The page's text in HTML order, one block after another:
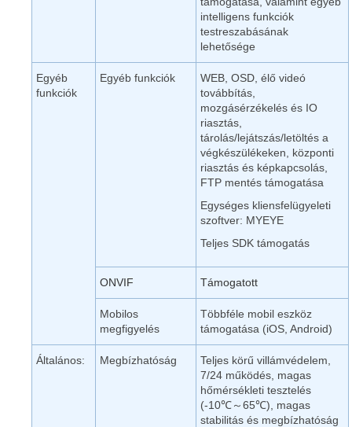
intelligens funkciók
testreszabásának
lehetősége
Egyéb
funkciók
Egyéb funkciók
WEB, OSD, élő videó
továbbítás,
mozgásérzékelés és IO
riasztás,
tárolás/lejátszás/letöltés a
végkészülékeken, központi
riasztás és képkapcsolás,
FTP mentés támogatása
Egységes kliensfelügyeleti
szoftver: MYEYE
Teljes SDK támogatás
ONVIF Támogatott
Mobilos
megfigyelés
Többféle mobil eszköz
támogatása (iOS, Android)
Általános: Megbízhatóság
Teljes körű villámvédelem,
7/24 működés, magas
hőmérsékleti tesztelés
(-10℃～65℃), magas
stabilitás és megbízhatóság